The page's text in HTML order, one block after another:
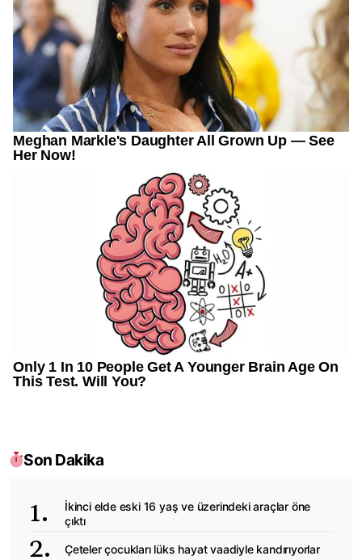
Son Dakika
İkinci elde eski 16 yaş ve üzerindeki araçlar öne
çıktı
Çeteler çocukları lüks hayat vaadiyle kandırıyorlar